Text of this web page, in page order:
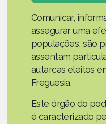
Comunicar,
assegurar uma
populações, são
assentam
autarcas eleitos
Freguesia.
Este órgão do
é caracterizado